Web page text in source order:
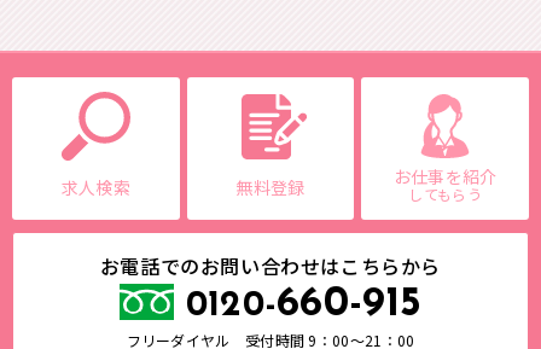
求人検索 無料登録 お仕事を紹介
してもらう
お電話でのお問い合わせはこちらから
0120-660-915
フリーダイヤル 受付時間 9：00～21：00